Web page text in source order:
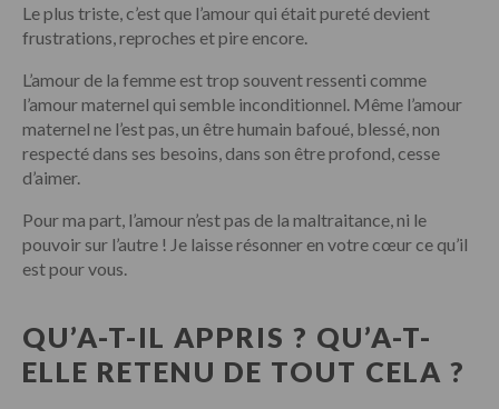
Le plus triste, c’est que l’amour qui était pureté devient
frustrations, reproches et pire encore.
L’amour de la femme est trop souvent ressenti comme
l’amour maternel qui semble inconditionnel. Même l’amour
maternel ne l’est pas, un être humain bafoué, blessé, non
respecté dans ses besoins, dans son être profond, cesse
d’aimer.
Pour ma part, l’amour n’est pas de la maltraitance, ni le
pouvoir sur l’autre ! Je laisse résonner en votre cœur ce qu’il
est pour vous.
QU’A-T-IL APPRIS ? QU’A-T-
ELLE RETENU DE TOUT CELA ?